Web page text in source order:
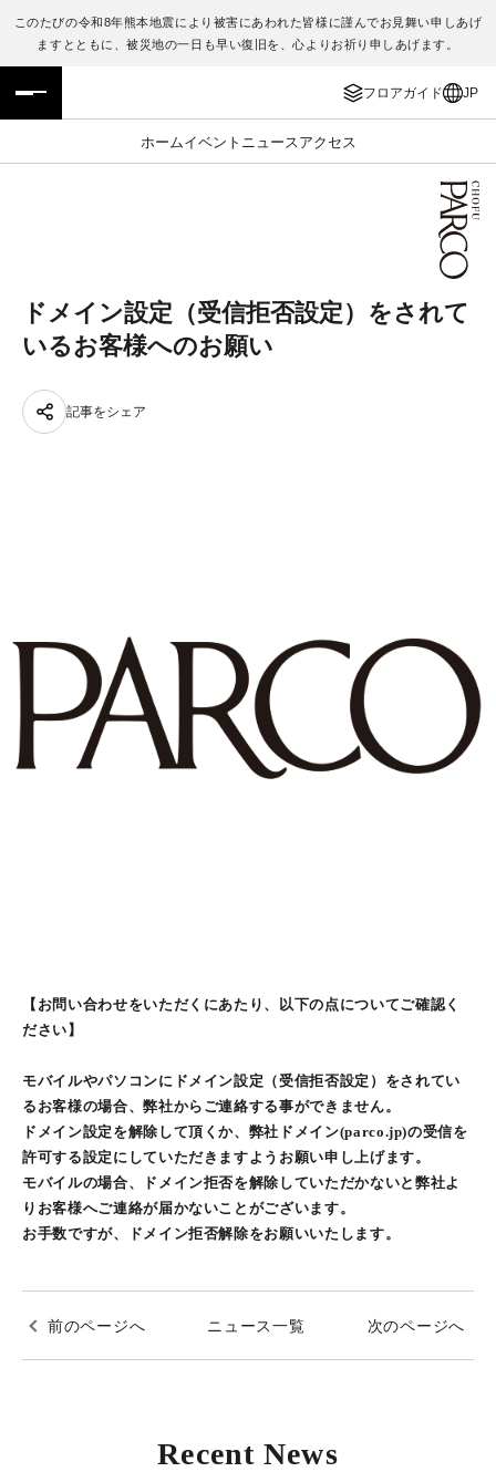
このたびの令和8年熊本地震により被害にあわれた皆様に謹んでお見舞い申しあげ
ますとともに、被災地の一日も早い復旧を、心よりお祈り申しあげます。
フロアガイド JP
ホームイベント ニュース アクセス
フロアガイド
施設案内・アクセス
TAX FREE
PARCOメンバーズ
ENGLISH
繁体字
日本語
ドメイン設定（受信拒否設定）をされて
いるお客様へのお願い
記事をシェア
【お問い合わせをいただくにあたり、以下の点についてご確認く
ださい】
モバイルやパソコンにドメイン設定（受信拒否設定）をされてい
るお客様の場合、弊社からご連絡する事ができません。
ドメイン設定を解除して頂くか、弊社ドメイン(parco.jp)の受信を
許可する設定にしていただきますようお願い申し上げます。
モバイルの場合、ドメイン拒否を解除していただかないと弊社よ
りお客様へご連絡が届かないことがございます。
お手数ですが、ドメイン拒否解除をお願いいたします。
前のページへ ニュース一覧 次のページへ
Recent News